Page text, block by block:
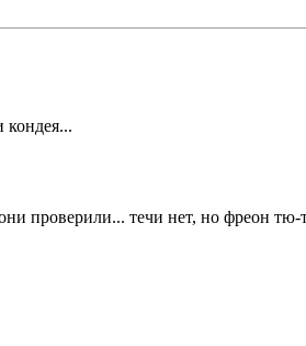
кондея...
проверили... течи нет, но фреон тю-